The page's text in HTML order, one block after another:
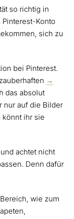
so richtig in
Pinterest-Konto
sich zu
bei Pinterest.
→
das absolut
nur auf die Bilder
ihr sie
achtet nicht
Denn dafür
wie zum